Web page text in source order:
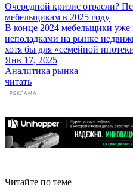
Очередной кризис отрасли?
мебельщикам в 2025 году
В конце 2024 мебельщики уже
неполадками на рынке
хотя бы для «семейной
Янв 17, 2025
Аналитика рынка
читать
РЕКЛАМА
Читайте по теме